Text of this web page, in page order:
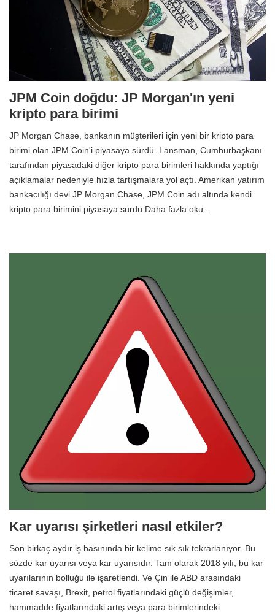
JPM Coin doğdu: JP Morgan'ın yeni
kripto para birimi
JP Morgan Chase, bankanın müşterileri için yeni bir kripto para
birimi olan JPM Coin'i piyasaya sürdü. Lansman, Cumhurbaşkanı
tarafından piyasadaki diğer kripto para birimleri hakkında yaptığı
açıklamalar nedeniyle hızla tartışmalara yol açtı. Amerikan yatırım
bankacılığı devi JP Morgan Chase, JPM Coin adı altında kendi
kripto para birimini piyasaya sürdü Daha fazla oku…
Kar uyarısı şirketleri nasıl etkiler?
Son birkaç aydır iş basınında bir kelime sık sık tekrarlanıyor. Bu
sözde kar uyarısı veya kar uyarısıdır. Tam olarak 2018 yılı, bu kar
uyarılarının bolluğu ile işaretlendi. Ve Çin ile ABD arasındaki
ticaret savaşı, Brexit, petrol fiyatlarındaki güçlü değişimler,
hammadde fiyatlarındaki artış veya para birimlerindeki